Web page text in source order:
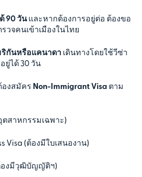
90 วันและหากต้องการอยู่ต่อ ต้องขอ
วจคนเข้าเมืองในไทย
ริกันหรือแคนาดา เดินทางโดยใช้วีซ่า
ยู่ได้ 30 วัน
องสมัคร Non-Immigrant Visa ตาม
ตสาหกรรมเฉพาะ)
Visa (ต้องมีใบเสนองาน)
องมีวุฒิบัญญัติฯ)